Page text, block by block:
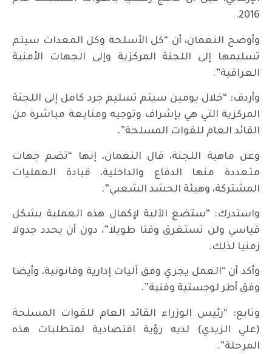
2016.
وأوضح النعمان، أن “كل الأسلحة وكل المعدات سيتم
تسليمها إلى اللجنة المركزية وإلى الجهات الأمنية
العراقية”.
وأردف: “خلال يومين سيتم تسليم جرد كامل إلى اللجنة
المركزية التي هي بإشراف وتوجيه ومتابعة مباشرة من
القائد العام للقوات المسلحة”.
وعن ماهية اللجنة، قال النعمان، إنها “تضم جهات
متعددة منها الدفاع والداخلية، قيادة العمليات
المشتركة، وهيئة الحشد الشعبي”.
واستدرك: “ستضع الآلية لإكمال هذه العملية بشكل
قياسي ولن تستغرق وقتا طويلا”، دون أن يحدد جدولا
زمنيا لذلك.
وأكد أن “العمل يجري وفق آليات إدارية وقانونية، وأيضا
وفق أطر لوجستية وفنية”.
وتابع: “رئيس الوزراء القائد العام للقوات المسلحة
(علي الزيدي) لديه رؤية اقتصادية لمتطلبات هذه
المرحلة”.